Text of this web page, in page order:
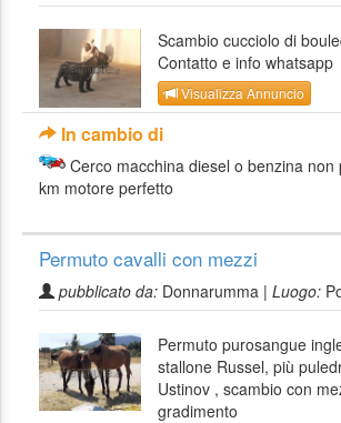
Scambio cucciolo di
Contatto e info whatsapp
Visualizza Annuncio
In cambio di
Cerco macchina diesel o benzina non
km motore perfetto
Permuto cavalli con mezzi
pubblicato da: Donnarumma | Luogo:
Permuto purosangue
stallone Russel, più
Ustinov , scambio con
gradimento